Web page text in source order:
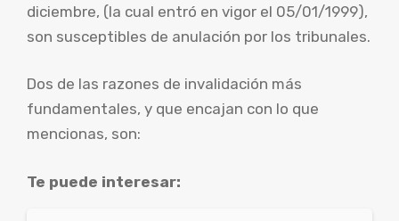
diciembre, (la cual entró en vigor el 05/01/1999),
son susceptibles de anulación por los tribunales.
Dos de las razones de invalidación más
fundamentales, y que encajan con lo que
mencionas, son:
Te puede interesar: